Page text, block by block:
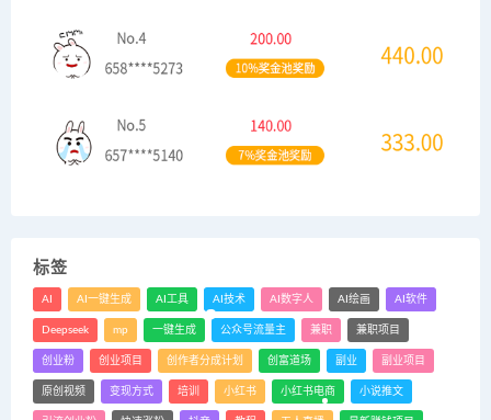
标签
AI AI一键生成 AI工具 AI技术 AI数字人 AI绘画 AI软件
Deepseek mp 一键生成 公众号流量主 兼职 兼职项目
创业粉 创业项目 创作者分成计划 创富道场 副业 副业项目
原创视频 变现方式 培训 小红书 小红书电商 小说推文